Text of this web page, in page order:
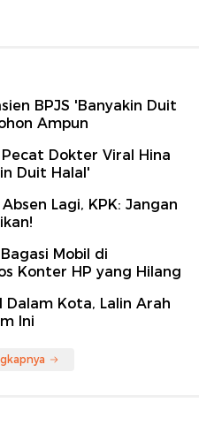
BPJS 'Banyakin Duit
Ampun
Dokter Viral Hina
Duit Halal'
Lagi, KPK: Jangan
Mobil di
Konter HP yang Hilang
Dalam Kota, Lalin Arah
Ini